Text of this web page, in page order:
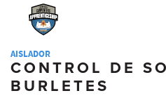
AISLADOR
CONTROL DE
BURLETES